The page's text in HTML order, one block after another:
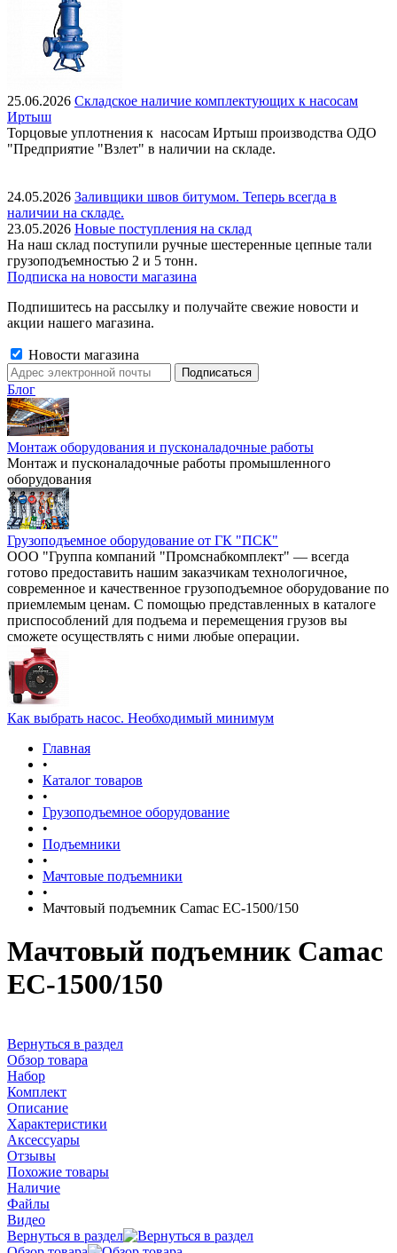
25.06.2026 Складское наличие комплектующих к насосам
Иртыш
Торцовые уплотнения к насосам Иртыш производства ОДО
"Предприятие "Взлет" в наличии на складе.
24.05.2026 Заливщики швов битумом. Теперь всегда в
наличии на складе.
23.05.2026 Новые поступления на склад
На наш склад поступили ручные шестеренные цепные тали
грузоподъемностью 2 и 5 тонн.
Подписка на новости магазина
Подпишитесь на рассылку и получайте свежие новости и
акции нашего магазина.
Новости магазина
Блог
Монтаж оборудования и пусконаладочные работы
Монтаж и пусконаладочные работы промышленного
оборудования
Грузоподъемное оборудование от ГК "ПСК"
ООО "Группа компаний "Промснабкомплект" — всегда
готово предоставить нашим заказчикам технологичное,
современное и качественное грузоподъемное оборудование по
приемлемым ценам. С помощью представленных в каталоге
приспособлений для подъема и перемещения грузов вы
сможете осуществлять с ними любые операции.
Как выбрать насос. Необходимый минимум
Главная
•
Каталог товаров
•
Грузоподъемное оборудование
•
Подъемники
•
Мачтовые подъемники
•
Мачтовый подъемник Camac EC-1500/150
Мачтовый подъемник Camac
EC-1500/150
Вернуться в раздел
Обзор товара
Набор
Комплект
Описание
Характеристики
Аксессуары
Отзывы
Похожие товары
Наличие
Файлы
Видео
Вернуться в раздел